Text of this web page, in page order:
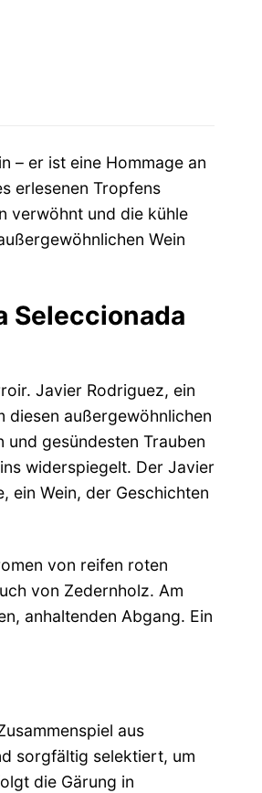
– er ist eine Hommage an
erlesenen Tropfens
verwöhnt und die kühle
Wein
Seleccionada
Javier Rodriguez, ein
diesen außergewöhnlichen
gesündesten Trauben
widerspiegelt. Der Javier
ein Wein, der Geschichten
von reifen roten
von Zedernholz. Am
anhaltenden Abgang. Ein
aus
sorgfältig selektiert, um
die Gärung in